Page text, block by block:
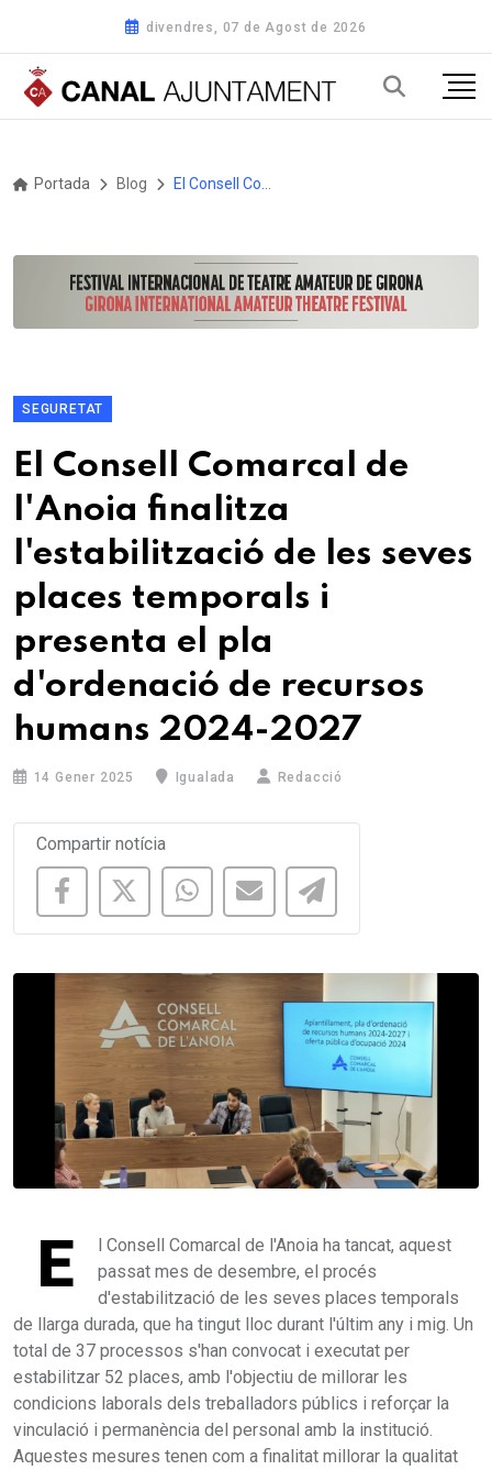
divendres, 07 de Agost de 2026
Portada Blog
SEGURETAT
El Consell Comarcal de
l'Anoia finalitza
l'estabilització de les seves
places temporals i
presenta el pla
d'ordenació de recursos
humans 2024-2027
14 Gener 2025 Igualada Redacció
Compartir notícia
E
l Consell Comarcal de l'Anoia ha tancat, aquest
passat mes de desembre, el procés
d'estabilització de les seves places temporals
de llarga durada, que ha tingut lloc durant l'últim any i mig. Un
total de 37 processos s'han convocat i executat per
estabilitzar 52 places, amb l'objectiu de millorar les
condicions laborals dels treballadors públics i reforçar la
vinculació i permanència del personal amb la institució.
Aquestes mesures tenen com a finalitat millorar la qualitat